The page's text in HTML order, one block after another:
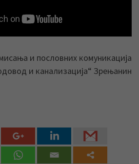
и пословних комуникација
и канализација“ Зрењанин